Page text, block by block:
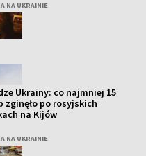
NA UKRAINIE
Ukrainy: co najmniej 15
zginęło po rosyjskich
na Kijów
NA UKRAINIE